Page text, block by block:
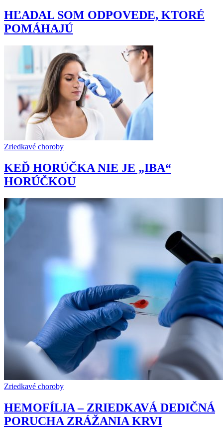
HĽADAL SOM ODPOVEDE, KTORÉ
POMÁHAJÚ
Zriedkavé choroby
KEĎ HORÚČKA NIE JE „IBA“
HORÚČKOU
Zriedkavé choroby
HEMOFÍLIA – ZRIEDKAVÁ DEDIČNÁ
PORUCHA ZRÁŽANIA KRVI